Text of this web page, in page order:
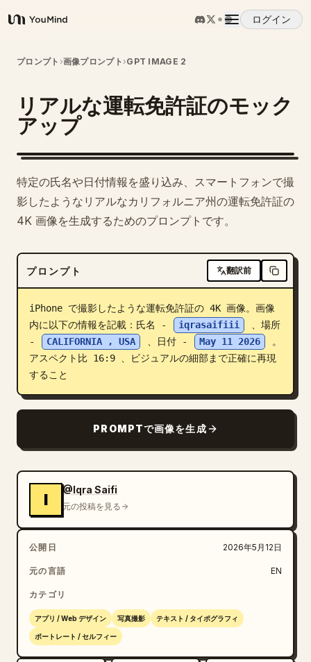
YouMind
ログイン
概要
ユースケース
スキル
プロンプト
ダウンロード
ブログ
更新情報
プロンプト ›画像プロンプト ›GPT IMAGE 2
リアルな運転免許証のモック
アップ
特定の氏名や日付情報を盛り込み、スマートフォンで撮
影したようなリアルなカリフォルニア州の運転免許証の
4K 画像を生成するためのプロンプトです。
プロンプト 翻訳前
iPhone で撮影したような運転免許証の 4K 画像。画像
内に以下の情報を記載：氏名 -
iqrasaifiii
、場所
-
CALIFORNIA , USA 、日付 - May 11 2026
。
アスペクト比 16:9 、ビジュアルの細部まで正確に再現
すること
PROMPTで画像を生成
I
@Iqra Saifi
元の投稿を見る
公開日 2026年5月12日
元の言語 EN
カテゴリ
アプリ / Web デザイン 写真撮影 テキスト / タイポグラフィ
ポートレート / セルフィー